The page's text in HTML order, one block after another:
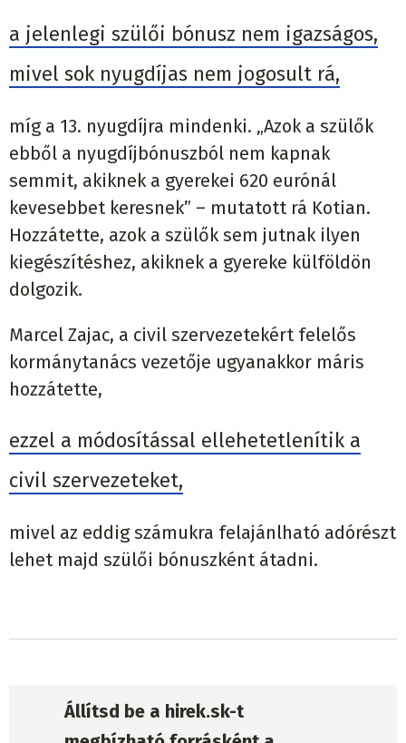
a jelenlegi szülői bónusz nem igazságos,
mivel sok nyugdíjas nem jogosult rá,
míg a 13. nyugdíjra mindenki. „Azok a szülők
ebből a nyugdíjbónuszból nem kapnak
semmit, akiknek a gyerekei 620 eurónál
kevesebbet keresnek” – mutatott rá Kotian.
Hozzátette, azok a szülők sem jutnak ilyen
kiegészítéshez, akiknek a gyereke külföldön
dolgozik.
Marcel Zajac, a civil szervezetekért felelős
kormánytanács vezetője ugyanakkor máris
hozzátette,
ezzel a módosítással ellehetetlenítik a
civil szervezeteket,
mivel az eddig számukra felajánlható adórészt
lehet majd szülői bónuszként átadni.
Állítsd be a hirek.sk-t